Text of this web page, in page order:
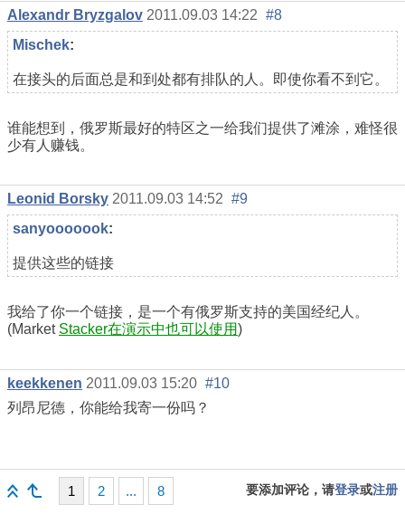
Alexandr Bryzgalov 2011.09.03 14:22 #8
Mischek:
在接头的后面总是和到处都有排队的人。即使你看不到它。
谁能想到，俄罗斯最好的特区之一给我们提供了滩涂，难怪很
少有人赚钱。
Leonid Borsky 2011.09.03 14:52 #9
sanyooooook:
提供这些的链接
我给了你一个链接，是一个有俄罗斯支持的美国经纪人。
(Market Stacker在演示中也可以使用)
keekkenen 2011.09.03 15:20 #10
列昂尼德，你能给我寄一份吗？
1 2 ... 8 要添加评论，请登录或注册